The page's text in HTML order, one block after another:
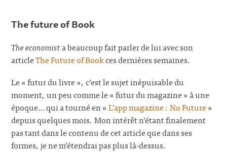
The future of Book
The economista beaucoup fait parler de lui avec son
articleThe Future of Bookces dernières semaines.
Le « futur du livre », c’est le sujet inépuisable du
moment, un peu comme le « futur du magazine » à une
époque… qui a tourné en «L’app magazine : No Future»
depuis quelques mois. Mon intérêt n’étant finalement
pas tant dans le contenu de cet article que dans ses
formes, je ne m’étendrai pas plus là-dessus.